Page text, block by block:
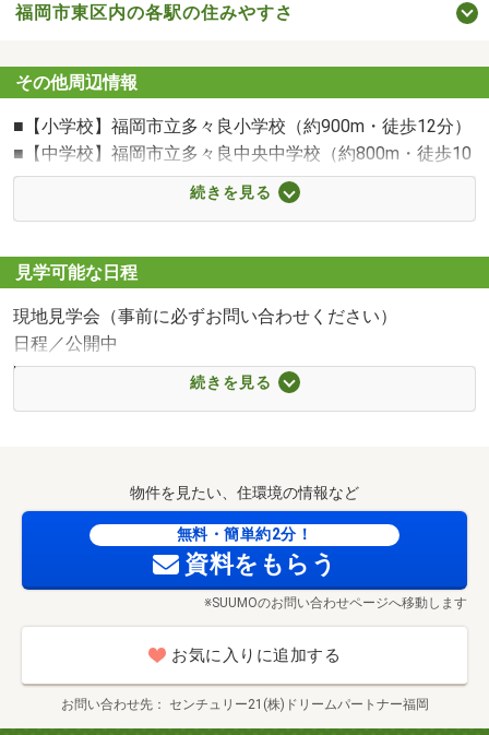
福岡市立多々良中央中学校まで800m
西松屋福岡土井店まで717m
福岡市東区内の各駅の住みやすさ
その他周辺情報
■【小学校】福岡市立多々良小学校（約900m・徒歩12分）
■【中学校】福岡市立多々良中央中学校（約800m・徒歩10
分）
■【ショッピングセンター】西松屋福岡土井店（約717m・
■【ショッピングセンター】アピアリ八田（約866m・徒歩
11分）
■【ショッピングセンター】ファッションセンターしまむ
ら八田店（約933m・徒歩12分）
■【スーパー】サトー食鮮館八田店（約929m・徒歩12分）
■【スーパー】サニー八田店（約985m・徒歩13分）
■【コンビニ】セブンイレブン福岡土井1丁目店（約
481m・徒歩7分）
■【コンビニ】セブンイレブン福岡多々良小学校前店（約
678m・徒歩9分）
707m・徒歩9分）
■【ドラッグストア】サンドラッグ八田店（約1073m・徒
続きを見る
見学可能な日程
現地見学会（事前に必ずお問い合わせください）
日程／公開中
時間／9:00～21:00
■■＼予約者限定特典！／お得なマイホーム見学＆相談会■■
本物件はもちろん、気になる物件があれば合わせてご紹
介。
お気軽にお問い合わせください(^^)/
【見学プラン】
1物件をサクッと見学
・おまとめ見学プラン（所要時間：約60分）
複数物件をまとめて見学
続きを見る
物件を見たい、住環境の情報など
無料・簡単約2分！
資料をもらう
※SUUMOのお問い合わせページへ移動します
お気に入りに追加する
お問い合わせ先 センチュリー21(株)ドリームパートナー福岡